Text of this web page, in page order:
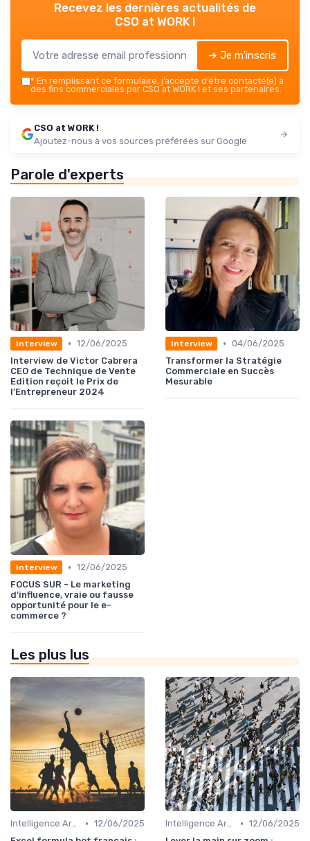
Recevez les dernières actualités de
CSO at WORK !
➔ Je m'inscris
* En remplissant ce formulaire, j’accepte d’être contacté(e) à
des fins commerciales par CSO at WORK ! et ses partenaires.
CSO at WORK !
Ajoutez-nous à vos sources préférées sur Google
Parole d'experts
Interview • 12/06/2025
Interview de Victor Cabrera
CEO de Technique de Vente
Edition reçoit le Prix de
l'Entrepreneur 2024
Interview • 04/06/2025
Transformer la Stratégie
Commerciale en Succès
Mesurable
Interview • 12/06/2025
FOCUS SUR - Le marketing
d'influence, vraie ou fausse
opportunité pour le e-
commerce ?
Les plus lus
Intelligence Artificielle pour les ventes • 12/06/2025
Intelligence Artificielle pour les ventes • 12/06/2025